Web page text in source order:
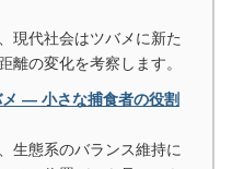
現代社会はツバメに新た
離の変化を考察します。
― 小さな捕食者の役割
生態系のバランス維持に